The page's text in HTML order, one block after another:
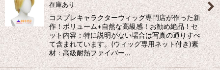
在庫あり
コスプレキャラクターウィッグ専門店が作った新
作！ボリューム+自然な高級感！お勧め絶品！セ
ット内容：特に説明がない場合は写真の通りすべ
て含まれています。(ウィッグ専用ネット付き)素
材：高級耐熱ファイバー…